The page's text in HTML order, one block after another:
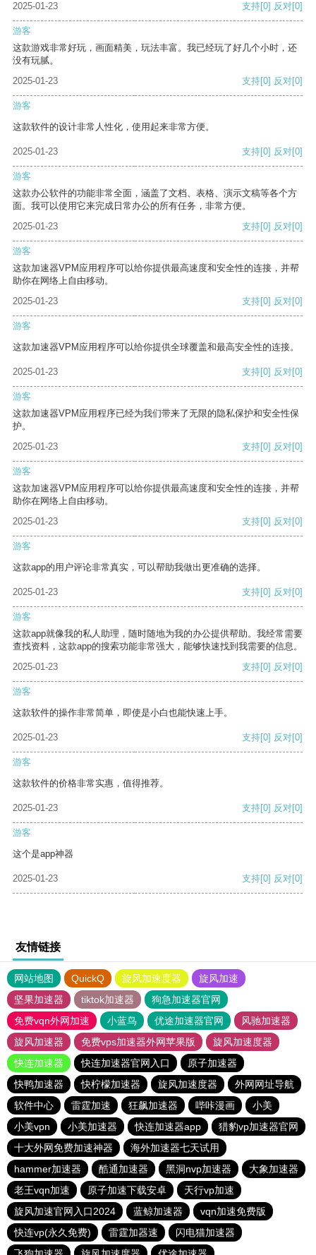
2025-01-23
支持[0] 反对[0]
游客
这款游戏非常好玩，画面精美，玩法丰富。我已经玩了好几个小时，还
没有玩腻。
2025-01-23
支持[0] 反对[0]
游客
这款软件的设计非常人性化，使用起来非常方便。
2025-01-23 支持[0] 反对[0]
游客
这款办公软件的功能非常全面，涵盖了文档、表格、演示文稿等各个方
面。我可以使用它来完成日常办公的所有任务，非常方便。
2025-01-23
支持[0] 反对[0]
游客
这款加速器VPM应用程序可以给你提供最高速度和安全性的连接，并帮
助你在网络上自由移动。
2025-01-23
支持[0] 反对[0]
游客
这款加速器VPM应用程序可以给你提供全球覆盖和最高安全性的连接。
2025-01-23 支持[0] 反对[0]
游客
这款加速器VPM应用程序已经为我们带来了无限的隐私保护和安全性保
护。
2025-01-23
支持[0] 反对[0]
游客
这款加速器VPM应用程序可以给你提供最高速度和安全性的连接，并帮
助你在网络上自由移动。
2025-01-23
支持[0] 反对[0]
游客
这款app的用户评论非常真实，可以帮助我做出更准确的选择。
2025-01-23 支持[0] 反对[0]
游客
这款app就像我的私人助理，随时随地为我的办公提供帮助。我经常需要
查找资料，这款app的搜索功能非常强大，能够快速找到我需要的信息。
2025-01-23
支持[0] 反对[0]
游客
这款软件的操作非常简单，即使是小白也能快速上手。
2025-01-23 支持[0] 反对[0]
游客
这款软件的价格非常实惠，值得推荐。
2025-01-23 支持[0] 反对[0]
游客
这个是app神器
2025-01-23 支持[0] 反对[0]
友情链接
网站地图 QuickQ 旋风加速度器
旋风加速
坚果加速器
tiktok加速器
狗急加速器官网
免费vqn外网加速
小蓝鸟 优途加速器官网
风驰加速器
旋风加速器
免费vps加速器外网苹果版
旋风加速度器
快连加速器
快连加速器官网入口
原子加速器
快鸭加速器
快柠檬加速器 旋风加速度器
外网网址导航
软件中心
雷霆加速 狂飙加速器 哔咔漫画
小美
小美vpn
小美加速器 快连加速器app
猎豹vp加速器官网
十大外网免费加速神器
海外加速器七天试用
hammer加速器
酷通加速器 黑洞nvp加速器
大象加速器
老王vqn加速
原子加速下载安卓
天行vp加速
旋风加速官网入口2024
蓝鲸加速器
vqn加速免费版
快连vp(永久免费)
雷霆加器速
闪电猫加速器